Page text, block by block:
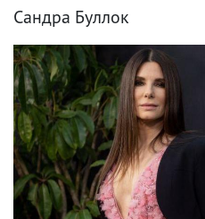
Сандра Буллок